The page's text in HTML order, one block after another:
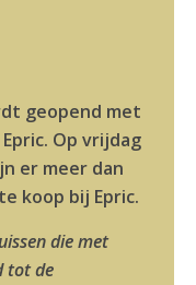
geopend met
Op vrijdag
er meer dan
koop bij Epric.
die met
tot de